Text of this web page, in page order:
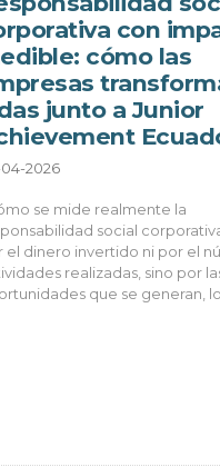
con
cómo las
junto a Junior
2026
se mide realmente la
social
el dinero invertido ni por el
realizadas, sino por
que se generan,